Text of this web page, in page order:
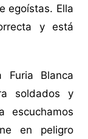
egoístas. Ella
y está
Blanca
soldados y
escuchamos
en peligro